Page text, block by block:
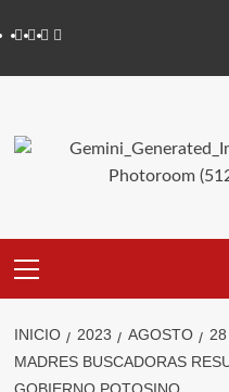
alYoutube
Vimeo
Facebook
Twitter
Menu
INICIO 2023 AGOSTO 28
MADRES BUSCADORAS